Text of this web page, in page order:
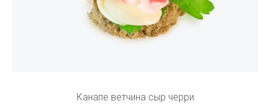
Канапе ветчина сыр черри